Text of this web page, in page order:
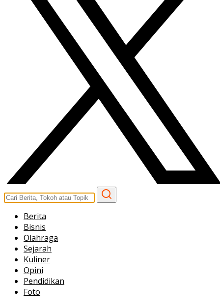
Berita
Bisnis
Olahraga
Sejarah
Kuliner
Opini
Pendidikan
Foto